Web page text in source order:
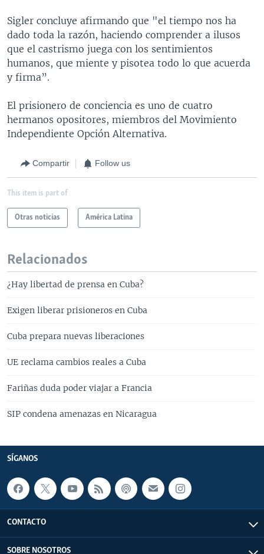
Sigler concluye afirmando que "el tiempo nos ha
dado toda la razón, haciendo comprender a ilusos
que el castrismo juega con los sentimientos
humanos, que miente y pisotea todo lo que acuerda
y firma”.
El prisionero de conciencia es uno de cuatro
hermanos opositores, miembros del Movimiento
Independiente Opción Alternativa.
Compartir Follow us
This item is part of
Otras noticias América Latina
Relacionados
¿Hay libertad de prensa en Cuba?
Exigen liberar prisioneros en Cuba
Cuba prepara nuevas liberaciones
UE reclama cambios reales a Cuba
Fariñas duda poder viajar a Francia
SIP condena amenazas en Nicaragua
SÍGANOS
CONTACTO
SOBRE NOSOTROS